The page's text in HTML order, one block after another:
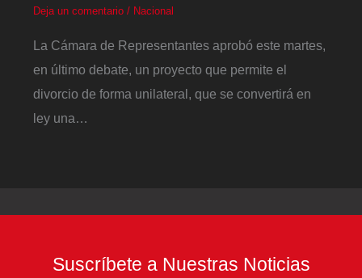
Deja un comentario / Nacional
La Cámara de Representantes aprobó este martes,
en último debate, un proyecto que permite el
divorcio de forma unilateral, que se convertirá en
ley una…
Suscríbete a Nuestras Noticias